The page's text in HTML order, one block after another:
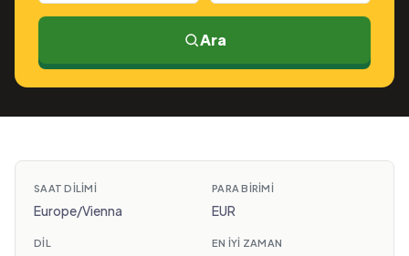
Ara
SAAT DILIMI
Europe/Vienna
PARA BIRIMI
EUR
DIL EN IYI ZAMAN